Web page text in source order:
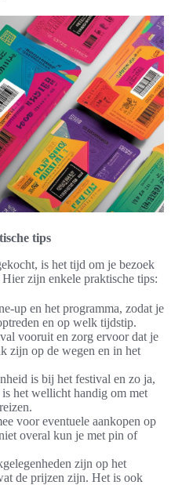
tips
is het tijd om je bezoek
zijn enkele praktische tips:
up en het programma, zodat je
en op welk tijdstip.
vooruit en zorg ervoor dat je
zijn op de wegen en in het
is bij het festival en zo ja,
het wellicht handig om met
voor eventuele aankopen op
overal kun je met pin of
zijn op het
de prijzen zijn. Het is ook